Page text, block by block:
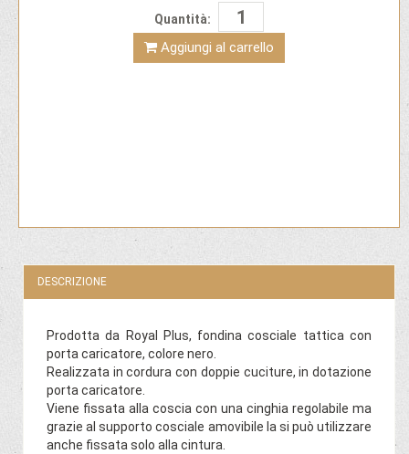
Quantità:
Aggiungi al carrello
DESCRIZIONE
Prodotta da Royal Plus, fondina cosciale tattica con
porta caricatore, colore nero.
Realizzata in cordura con doppie cuciture, in dotazione
porta caricatore.
Viene fissata alla coscia con una cinghia regolabile ma
grazie al supporto cosciale amovibile la si può utilizzare
anche fissata solo alla cintura.